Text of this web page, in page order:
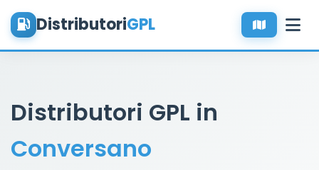
DistributoriGPL
Distributori GPL in
Conversano